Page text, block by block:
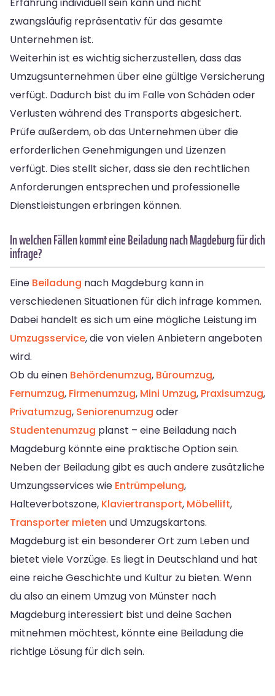
zwangsläufig repräsentativ für das gesamte
Unternehmen ist.
Weiterhin ist es wichtig sicherzustellen, dass das
Umzugsunternehmen über eine gültige Versicherung
verfügt. Dadurch bist du im Falle von Schäden oder
Verlusten während des Transports abgesichert.
Prüfe außerdem, ob das Unternehmen über die
erforderlichen Genehmigungen und Lizenzen
verfügt. Dies stellt sicher, dass sie den rechtlichen
Anforderungen entsprechen und professionelle
Dienstleistungen erbringen können.
In welchen Fällen kommt eine Beiladung nach Magdeburg für dich
infrage?
Eine Beiladung nach Magdeburg kann in
verschiedenen Situationen für dich infrage kommen.
Dabei handelt es sich um eine mögliche Leistung im
Umzugsservice, die von vielen Anbietern angeboten
wird.
Ob du einen Behördenumzug, Büroumzug,
Fernumzug, Firmenumzug, Mini Umzug, Praxisumzug,
Privatumzug, Seniorenumzug oder
Studentenumzug planst – eine Beiladung nach
Magdeburg könnte eine praktische Option sein.
Neben der Beiladung gibt es auch andere zusätzliche
Umzungsservices wie Entrümpelung,
Halteverbotszone, Klaviertransport, Möbellift,
Transporter mieten und Umzugskartons.
Magdeburg ist ein besonderer Ort zum Leben und
bietet viele Vorzüge. Es liegt in Deutschland und hat
eine reiche Geschichte und Kultur zu bieten. Wenn
du also an einem Umzug von Münster nach
Magdeburg interessiert bist und deine Sachen
mitnehmen möchtest, könnte eine Beiladung die
richtige Lösung für dich sein.